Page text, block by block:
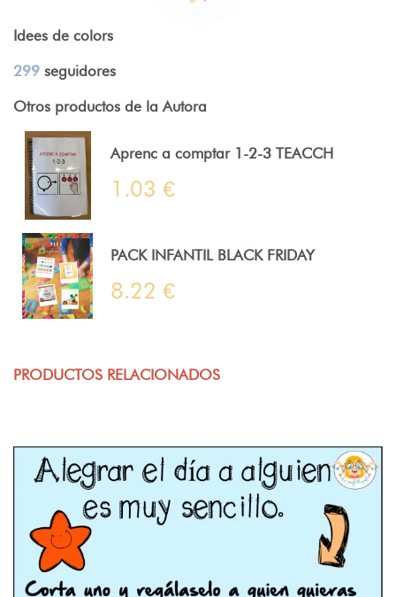
Idees de colors
299 seguidores
Otros productos de la Autora
Aprenc a comptar 1-2-3 TEACCH
1.03 €
PACK INFANTIL BLACK FRIDAY
8.22 €
PRODUCTOS RELACIONADOS